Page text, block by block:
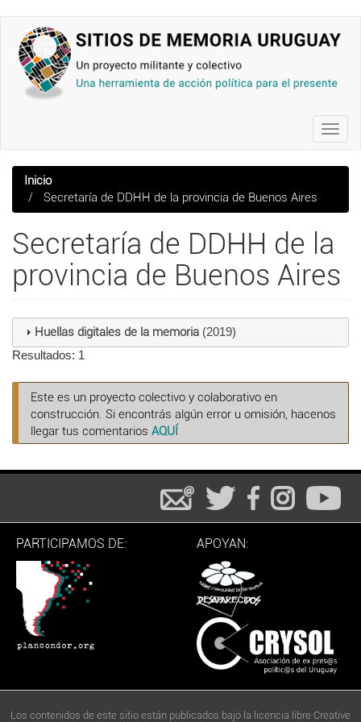
contenido
principal
Inicio
Secretaría de DDHH de la provincia de Buenos Aires
Secretaría de DDHH de la
provincia de Buenos Aires
Huellas digitales de la memoria(2019)
Resultados: 1
Este es un proyecto colectivo y colaborativo en
construcción. Si encontrás algún error u omisión, hacenos
llegar tus comentarios AQUÍ
PARTICIPAMOS DE: APOYAN:
Los contenidos de este sitio están publicados bajo la licencia libre Creative